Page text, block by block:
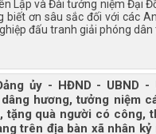
Lập và Đài tưởng niệm Đại
biết ơn sâu sắc đối với các
đấu tranh giải phóng dân
ủy - HĐND - UBND -
hương, tưởng niệm
tặng quà người có công,
trên địa bàn xã nhân kỷ